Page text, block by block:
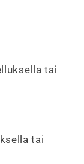
tai
tai